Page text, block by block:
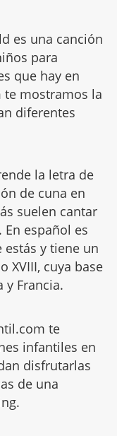
es una canción
para
que hay en
te mostramos la
diferentes
la letra de
de cuna en
suelen cantar
español es
y tiene un
XVIII, cuya base
y Francia.
te
infantiles en
disfrutarlas
de una